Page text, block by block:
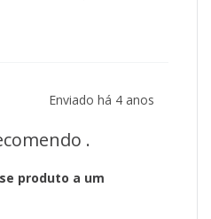
Enviado há 4 anos
.
produto a um